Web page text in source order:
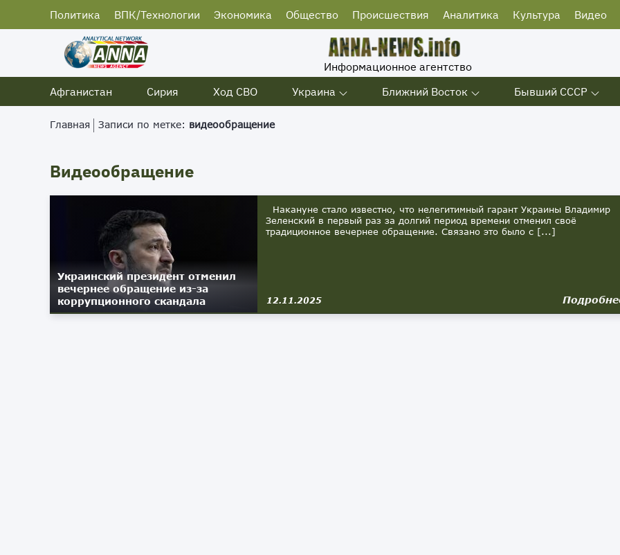
Политика ВПК/Технологии Экономика Общество Происшествия Аналитика Культура Видео
Информационное агентство
Афганистан
Сирия Ход СВО Украина Ближний Восток Бывший СССР
Главная Записи по метке: видеообращение
Видеообращение
Украинский президент отменил
вечернее обращение из-за
коррупционного скандала
Накануне стало известно, что нелегитимный гарант Украины Владимир
Зеленский в первый раз за долгий период времени отменил своё
традиционное вечернее обращение. Связано это было с [...]
12.11.2025